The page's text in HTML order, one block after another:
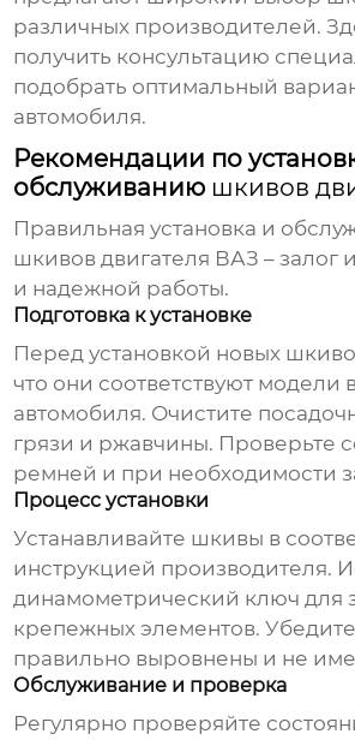
различных производителей.
получить консультацию
подобрать оптимальный
автомобиля.
Рекомендации по
обслуживанию шкивов
Правильная установка и
шкивов двигателя ВАЗ – залог
и надежной работы.
Подготовка к установке
Перед установкой новых
что они соответствуют модели
автомобиля. Очистите
грязи и ржавчины. Проверьте
ремней и при необходимости
Процесс установки
Устанавливайте шкивы в
инструкцией производителя.
динамометрический ключ для
крепежных элементов.
правильно выровнены и не
Обслуживание и проверка
Регулярно проверяйте